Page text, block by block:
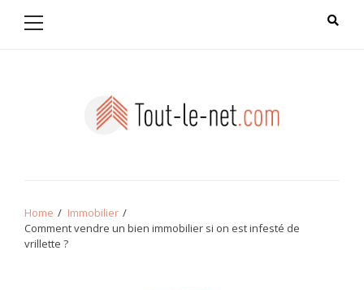
Home
Immobilier
Comment vendre un bien immobilier si on est infesté de
vrillette ?